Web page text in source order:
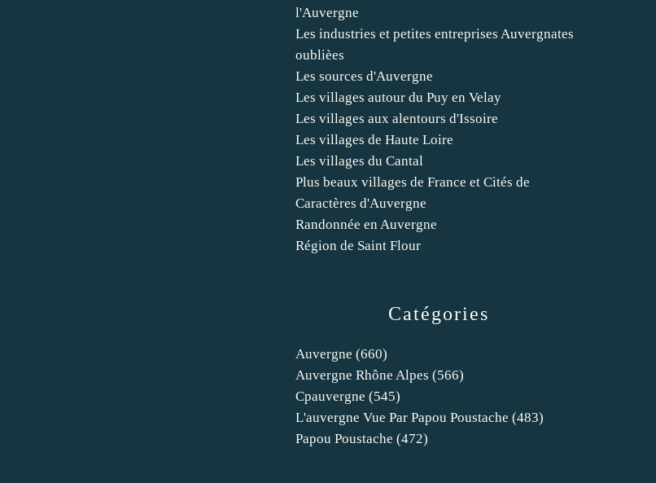
Catégories
Auvergne (660)
Auvergne Rhône Alpes (566)
Cpauvergne (545)
L'auvergne Vue Par Papou Poustache (483)
Papou Poustache (472)
l'Auvergne
Les industries et petites entreprises Auvergnates
oublièes
Les sources d'Auvergne
Les villages autour du Puy en Velay
Les villages aux alentours d'Issoire
Les villages de Haute Loire
Les villages du Cantal
Plus beaux villages de France et Cités de
Caractères d'Auvergne
Randonnée en Auvergne
Région de Saint Flour